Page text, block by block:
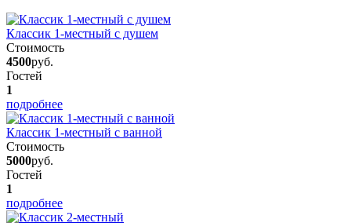
Классик 1-местный с душем
Стоимость
4500руб.
Гостей
1
подробнее
Классик 1-местный с ванной
Стоимость
5000руб.
Гостей
1
подробнее